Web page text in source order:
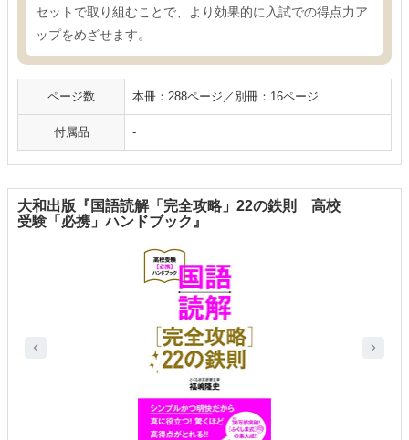
セットで取り組むことで、より効果的に入試での得点力ア
ップをめざせます。
ページ数 本冊：288ページ／別冊：16ページ
付属品 -
大和出版『国語読解「完全攻略」22の鉄則 高校
受験「必携」ハンドブック』